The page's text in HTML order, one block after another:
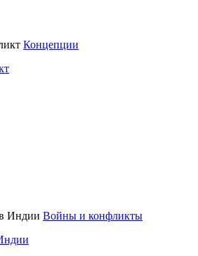
Концепции
Войны и конфликты